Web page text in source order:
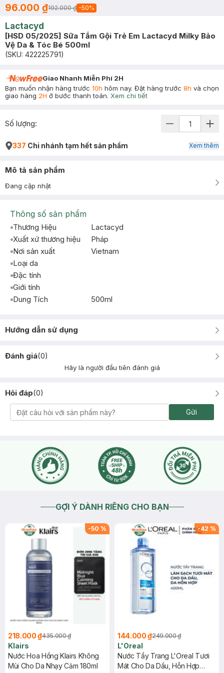
96.000 ₫192.000 ₫ -50%
Lactacyd
[HSD 05/2025] Sữa Tắm Gội Trẻ Em Lactacyd Milky Bảo
Vệ Da & Tóc Bé 500ml
(SKU: 422225791)
Giao Nhanh Miễn Phí 2H
Bạn muốn nhận hàng trước 10h hôm nay. Đặt hàng trước 8h và chọn
giao hàng 2H ở bước thanh toán. Xem chi tiết
Số lượng:
337 Chi nhánh tạm hết sản phẩm Xem thêm
Mô tả sản phẩm
Đang cập nhật
Thông số sản phẩm
Thương Hiệu
Lactacyd
Xuất xứ thương hiệu
Pháp
Nơi sản xuất
Vietnam
Loại da
Đặc tính
Giới tính
Dung Tích
500ml
Hướng dẫn sử dụng
Đánh giá(0)
Hãy là người đầu tiên đánh giá
Hỏi đáp(0)
Gửi
GỢI Ý DÀNH RIÊNG CHO BẠN
-50 %
218.000 ₫435.000 ₫
Klairs
Nước Hoa Hồng Klairs Không
Mùi Cho Da Nhạy Cảm 180ml
-42 %
144.000 ₫249.000 ₫
L'Oreal
Nước Tẩy Trang L'Oreal Tươi
Mát Cho Da Dầu, Hỗn Hợp